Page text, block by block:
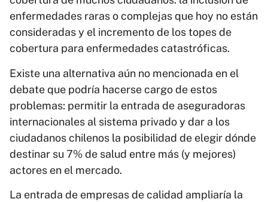
enfermedades raras o complejas que hoy no están
consideradas y el incremento de los topes de
cobertura para enfermedades catastróficas.
Existe una alternativa aún no mencionada en el
debate que podría hacerse cargo de estos
problemas: permitir la entrada de aseguradoras
internacionales al sistema privado y dar a los
ciudadanos chilenos la posibilidad de elegir dónde
destinar su 7% de salud entre más (y mejores)
actores en el mercado.
La entrada de empresas de calidad ampliaría la